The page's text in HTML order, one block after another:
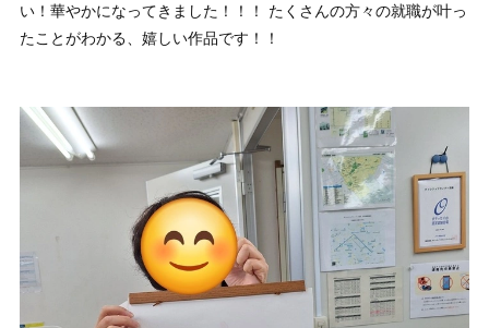
い！華やかになってきました！！！ たくさんの方々の就職が叶っ
たことがわかる、嬉しい作品です！！